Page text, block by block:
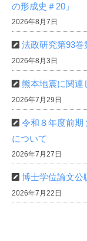
の形成史＃20」
2026年8月7日
法政研究第93巻
2026年8月3日
熊本地震に関連
2026年7月29日
令和８年度前期
について
2026年7月27日
博士学位論文公
2026年7月22日